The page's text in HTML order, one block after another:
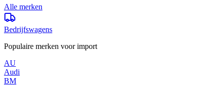
Alle merken
Bedrijfswagens
Populaire merken voor import
AU
Audi
BM